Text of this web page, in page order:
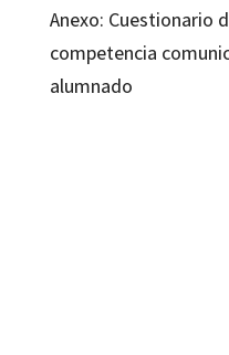
Anexo: Cuestionario
competencia
alumnado